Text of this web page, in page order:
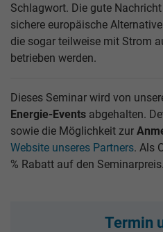
Schlagwort. Die gute
sichere europäische
die sogar teilweise mit Strom
betrieben werden.
Dieses Seminar wird von
Energie-Events abgehalten.
sowie die Möglichkeit zur
Website unseres Partners. Als
% Rabatt auf den Seminarpreis.
Termin